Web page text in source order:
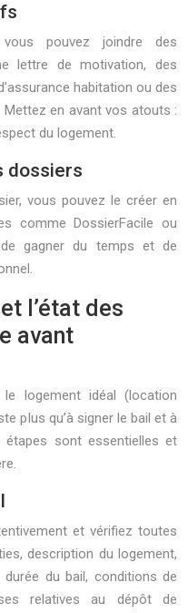
pouvez joindre des
lettre de motivation, des
habitation ou des
Mettez en avant vos atouts :
du logement.
dossiers
vous pouvez le créer en
comme DossierFacile ou
gagner du temps et de
l’état des
avant
logement idéal (location
plus qu’à signer le bail et à
étapes sont essentielles et
et vérifiez toutes
description du logement,
du bail, conditions de
relatives au dépôt de